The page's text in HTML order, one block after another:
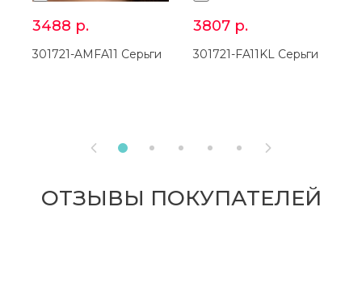
3488 р.
301721-AMFA11 Серьги
3807 р.
301721-FA11KL Серьги
 
ОТЗЫВЫ ПОКУПАТЕЛЕЙ